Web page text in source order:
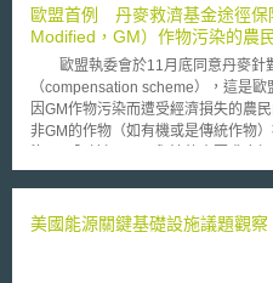
備，並提供通訊服務能力之廠商、開
播產業; (5)手機產業; (6) 寬頻產業;
整體區域合作，提倡公私夥伴合作關
「商用行動通訊服務提供者」
Provider)之參與和角色定位，依定義
警示情報傳遞之商用行動通訊服務
案已在眾議院委員會待審，相關立法
能主張著作權的存在。針對本案的相
諮詢記錄 所有的諮詢紀錄中，法官認
護，該份記錄從頭到尾只有一個作者
智慧的投入；而本案中其他的諮詢記
狀態、藥物治療以及生理、病理資料
為病人的診斷與治療資訊，因此法官
二、 處方籤與健康記錄 作為本案證
此，法官認定本案中所有的處方籤與
入，儘管轉診信都是依循固定的格式
歐盟首例 丹麥救濟基金途徑保
Modified，GM）作物污染的農
歐盟執委會於11月底同意丹麥針
（compensation scheme），這是
因GM作物污染而遭受經濟損失的農
非GM的作物（如有機或是傳統作物
到賠償。 歐盟認為賠償方案有助於基改與非基改的共存制度，目前賠
由此方案更可以刺激種植GM作物的
美國能源關鍵基礎設施議題觀察